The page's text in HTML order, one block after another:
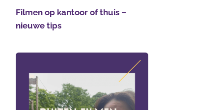
Filmen op kantoor of thuis –
nieuwe tips